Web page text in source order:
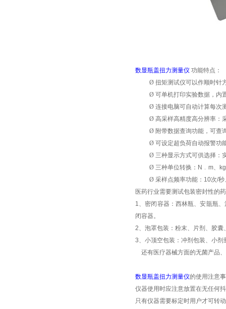
数显瓶盖扭力测量仪 功能特点：
Ø 扭矩测试仪可以作顺时针
Ø 可单机打印实验数据，内
Ø 连接电脑可自动计算每次
Ø 高采样高精度高分辨率：
Ø 附带数据查询功能，可查
Ø 可设定超负荷自动报警功
Ø 三种显示方式可供选择：
Ø 三种单位转换： N ﹒ m、
Ø 采样点频率功能： 10次/秒
医药行业需要测试包装密封性的
1、密闭容器：西林瓶、安瓿瓶
闭容器。
2、泡罩包装：粉末、片剂、胶
3、小顶空包装：冲剂包装、小
还有医疗器械方面的无菌产品
数显瓶盖扭力测量仪的使用注意
仪器使用时应注意放置在无任何
只有仪器需要标定时用户才可转